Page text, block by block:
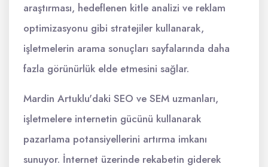
araştırması, hedeflenen kitle analizi ve reklam
optimizasyonu gibi stratejiler kullanarak,
işletmelerin arama sonuçları sayfalarında daha
fazla görünürlük elde etmesini sağlar.
Mardin Artuklu'daki SEO ve SEM uzmanları,
işletmelere internetin gücünü kullanarak
pazarlama potansiyellerini artırma imkanı
sunuyor. İnternet üzerinde rekabetin giderek